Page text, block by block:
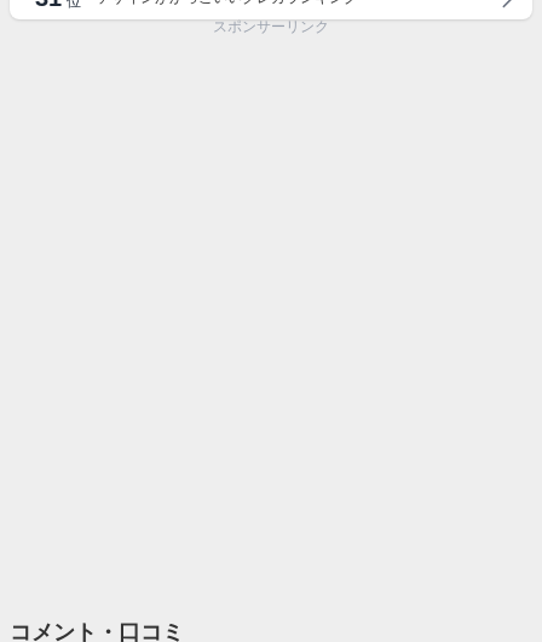
スポンサーリンク
コメント・口コミ